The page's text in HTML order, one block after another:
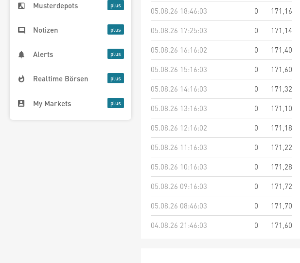
Musterdepots
Notizen
Alerts
Realtime Börsen
My Markets
05.08.26 18:46:03
0
171,16
05.08.26 17:25:03
0
171,14
05.08.26 16:16:02
0
171,40
05.08.26 15:16:03
0
171,60
05.08.26 14:16:03
0
171,32
05.08.26 13:16:03
0
171,10
05.08.26 12:16:02
0
171,18
05.08.26 11:16:03
0
171,22
05.08.26 10:16:03
0
171,28
05.08.26 09:16:03
0
171,72
05.08.26 08:46:03
0
171,70
04.08.26 21:46:03
0 171,60